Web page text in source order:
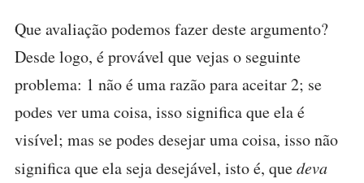
Que avaliação podemos fazer deste argumento?
Desde logo, é provável que vejas o seguinte
problema: 1 não é uma razão para aceitar 2; se
podes ver uma coisa, isso significa que ela é
visível; mas se podes desejar uma coisa, isso não
significa que ela seja desejável, isto é, quedeva